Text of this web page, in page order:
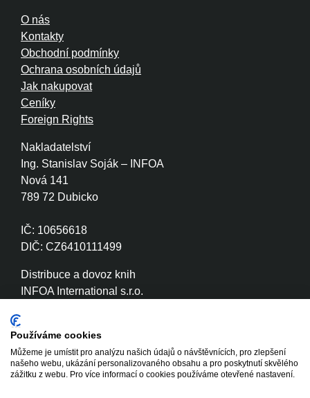
Nakladatelství
Ing. Stanislav Soják – INFOA
Nová 141
789 72 Dubicko
IČ: 10656618
DIČ: CZ6410111499
Distribuce a dovoz knih
INFOA International s.r.o.
IČ: 26870886
DIČ: CZ26870886
O nás
Kontakty
Obchodní podmínky
Ochrana osobních údajů
Jak nakupovat
Ceníky
Foreign Rights
Používáme cookies
Můžeme je umístit pro analýzu našich údajů o návštěvnících, pro zlepšení
našeho webu, ukázání personalizovaného obsahu a pro poskytnutí skvělého
zážitku z webu. Pro více informací o cookies používáme otevřené nastavení.